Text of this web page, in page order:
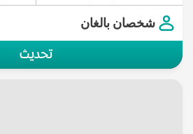
شخصان بالغان
تحديث